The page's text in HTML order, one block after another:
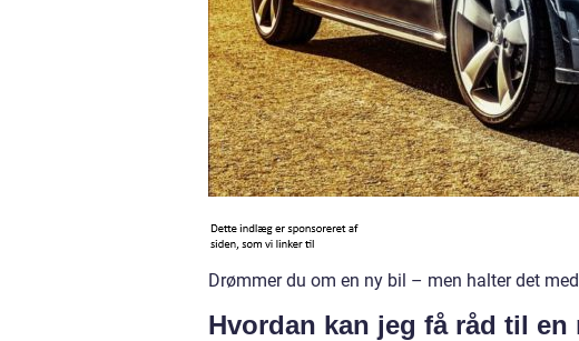
Drømmer du om en ny bil – men halter det
Hvordan kan jeg få råd til en